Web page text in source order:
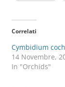
Correlati
Cymbidium
14 Novembre,
In "Orchids"